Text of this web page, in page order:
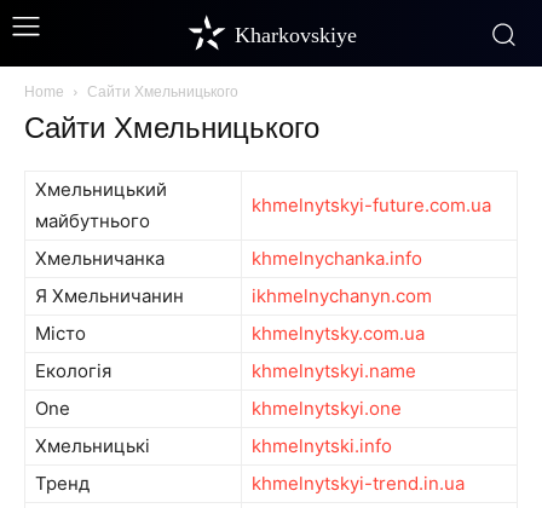
Kharkovskiye
Home Сайти Хмельницького
Сайти Хмельницького
Хмельницький
майбутнього
khmelnytskyi-future.com.ua
Хмельничанка
khmelnychanka.info
Я Хмельничанин
ikhmelnychanyn.com
Місто
khmelnytsky.com.ua
Екологія
khmelnytskyi.name
One
khmelnytskyi.one
Хмельницькі
khmelnytski.info
Тренд
khmelnytskyi-trend.in.ua